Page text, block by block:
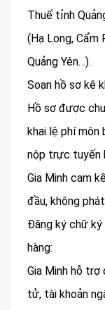
Thuế tỉnh
(Hạ Long, Cẩm
Quảng Yên…).
Soạn hồ sơ kê
Hồ sơ được
khai lệ phí
nộp trực tuyến
Gia Minh cam
đầu, không
Đăng ký chữ ký
hàng:
Gia Minh hỗ
tử, tài khoản